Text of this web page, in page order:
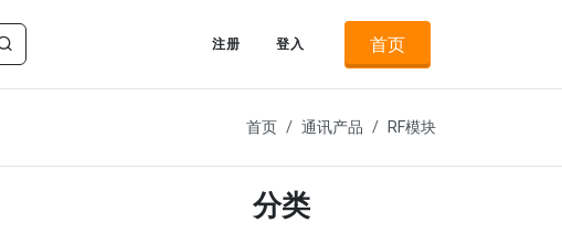
首页
注册 登入
首页 通讯产品 RF模块
分类